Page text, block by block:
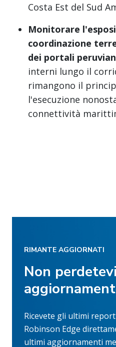
Costa Est del Sud
Monitorare
coordinazione
dei portali
interni lungo il
rimangono il
l'esecuzione
connettività
RIMANTE AGGIORNATI
Non
Ricevete gli ultimi report
Robinson Edge
ultimi aggiornamenti